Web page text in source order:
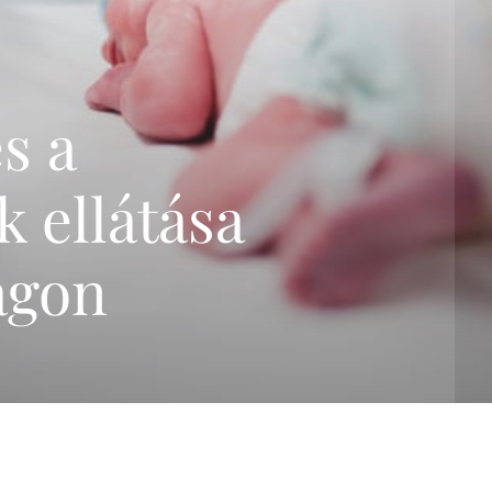
genetikai szűrőtesztek
összefoglalása
Trisomy-tesztek
NIFTY-pro teszt
GeneSafe-teszt
Magzati kromoszóma-
(CVS,amniocentézis)
Terhesgondozási
3D,4D Babamozi
a
ellátása